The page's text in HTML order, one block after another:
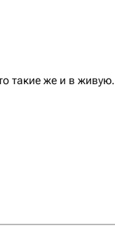
такие же и в живую.